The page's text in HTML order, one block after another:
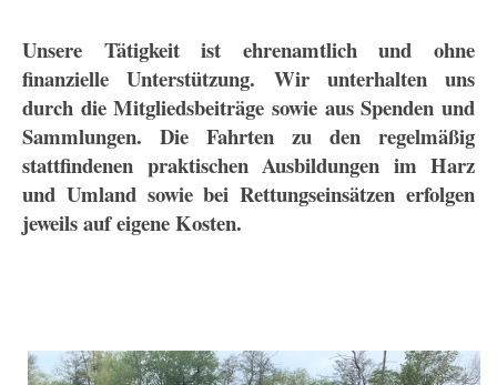
Unsere Tätigkeit ist ehrenamtlich und ohne
finanzielle Unterstützung. Wir unterhalten uns
durch die Mitgliedsbeiträge sowie aus Spenden und
Sammlungen. Die Fahrten zu den regelmäßig
stattfindenen praktischen Ausbildungen im Harz
und Umland sowie bei Rettungseinsätzen erfolgen
jeweils auf eigene Kosten.